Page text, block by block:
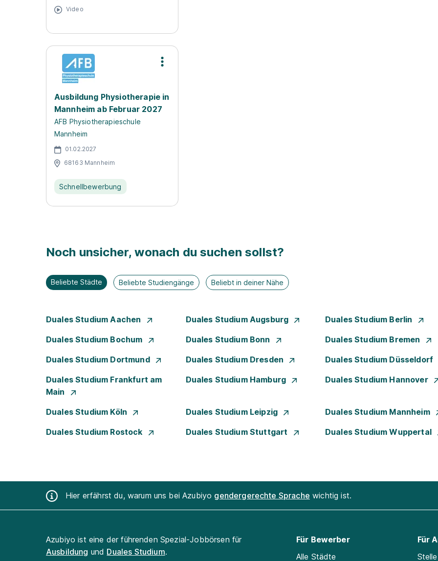
Video
Ausbildung Physiotherapie in
Mannheim ab Februar 2027
AFB Physiotherapieschule
Mannheim
01.02.2027
68163 Mannheim
Schnellbewerbung
Noch unsicher, wonach du suchen sollst?
Beliebte Städte Beliebte Studiengänge Beliebt in deiner Nähe
Duales Studium Aachen Duales Studium Augsburg Duales Studium Berlin
Duales Studium Bochum Duales Studium Bonn Duales Studium Bremen
Duales Studium Dortmund Duales Studium Dresden Duales Studium Düsseldorf
Duales Studium Frankfurt am
Main
Duales Studium Hamburg Duales Studium Hannover
Duales Studium Köln Duales Studium Leipzig Duales Studium Mannheim
Duales Studium Rostock Duales Studium Stuttgart Duales Studium Wuppertal
Hier erfährst du, warum uns bei Azubiyo gendergerechte Sprache wichtig ist.
Azubiyo ist eine der führenden Spezial-Jobbörsen für
Ausbildung und Duales Studium.
Für Bewerber
Alle Städte
Für